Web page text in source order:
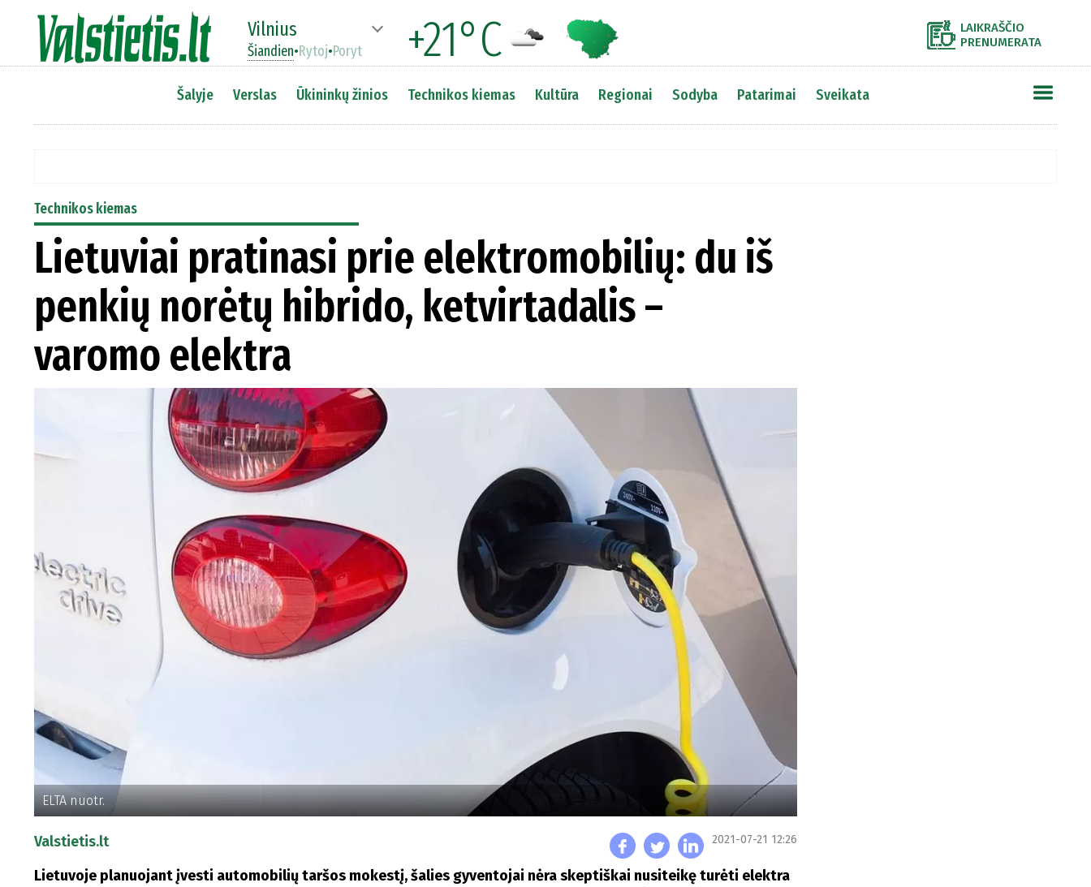
Vilnius +21°C
Šiandien•Rytoj•Poryt
LAIKRAŠČIO
PRENUMERATA
Šalyje Verslas Ūkininkų žinios Technikos kiemas Kultūra Regionai Sodyba Patarimai Sveikata
Technikos kiemas
Lietuviai pratinasi prie elektromobilių: du iš
penkių norėtų hibrido, ketvirtadalis –
varomo elektra
ELTA nuotr.
Valstietis.lt 2021-07-21 12:26
Lietuvoje planuojant įvesti automobilių taršos mokestį, šalies gyventojai nėra skeptiškai nusiteikę turėti elektra